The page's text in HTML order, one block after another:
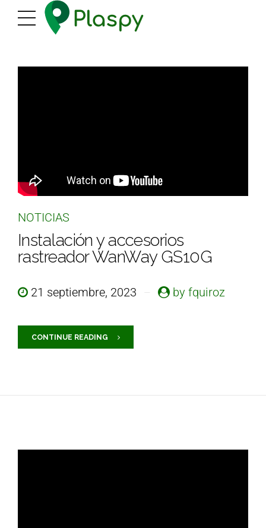
NOTICIAS
Instalación y accesorios
rastreador WanWay GS10G
21 septiembre, 2023 by fquiroz
CONTINUE READING